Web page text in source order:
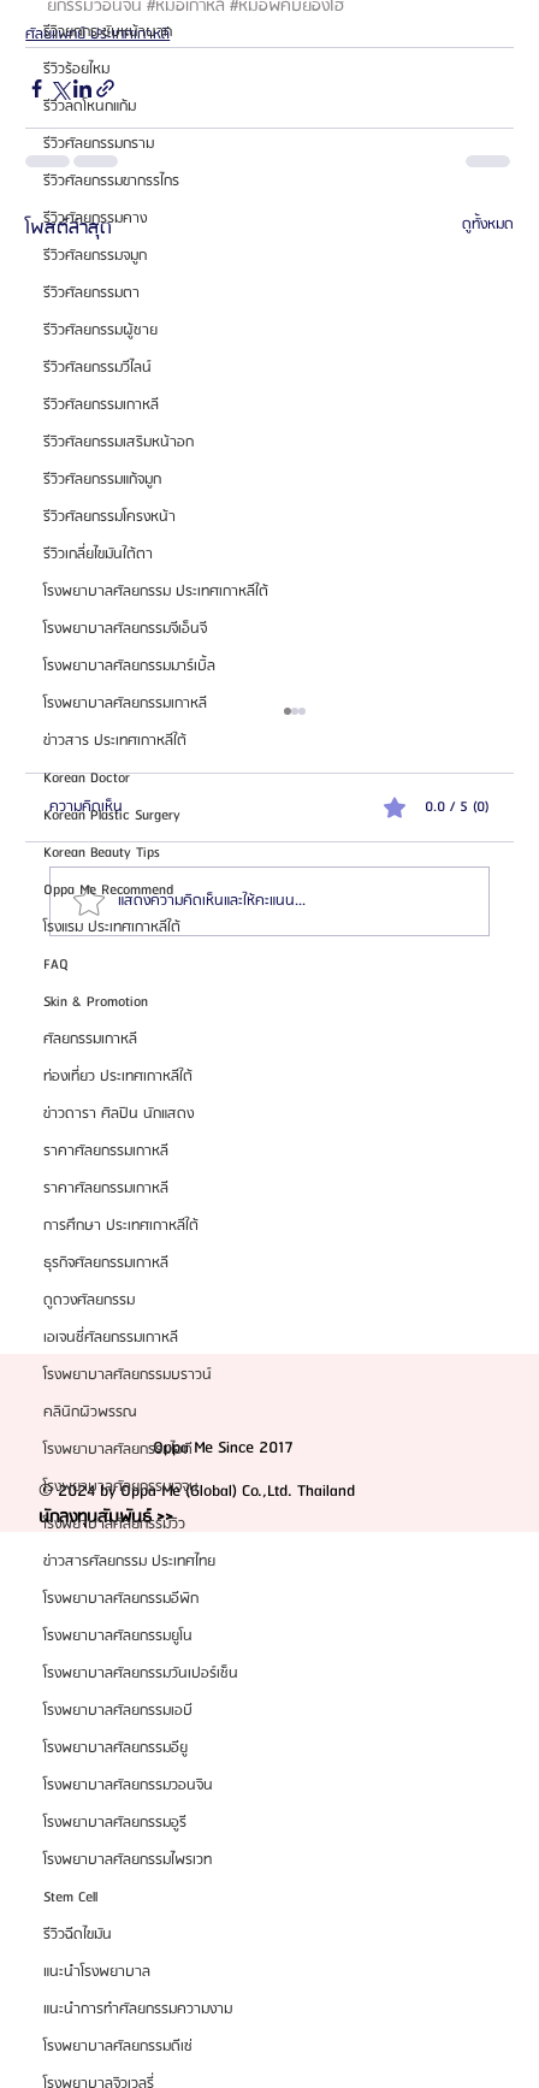
รีวิวยกกระชับหน้าผาก
รีวิวร้อยไหม
รีวิวลดโหนกแก้ม
รีวิวศัลยกรรมกราม
รีวิวศัลยกรรมขากรรไกร
รีวิวศัลยกรรมคาง
รีวิวศัลยกรรมจมูก
รีวิวศัลยกรรมตา
รีวิวศัลยกรรมผู้ชาย
รีวิวศัลยกรรมวีไลน์
รีวิวศัลยกรรมเกาหลี
รีวิวศัลยกรรมเสริมหน้าอก
รีวิวศัลยกรรมแก้จมูก
รีวิวศัลยกรรมโครงหน้า
รีวิวเกลี่ยไขมันใต้ตา
โรงพยาบาลศัลยกรรม ประเทศเกาหลีใต้
โรงพยาบาลศัลยกรรมจีเอ็นจี
โรงพยาบาลศัลยกรรมมาร์เบิ้ล
โรงพยาบาลศัลยกรรมเกาหลี
ข่าวสาร ประเทศเกาหลีใต้
Korean Doctor
Korean Plastic Surgery
Korean Beauty Tips
Oppa Me Recommend
โรงแรม ประเทศเกาหลีใต้
FAQ
Skin & Promotion
ศัลยกรรมเกาหลี
ท่องเที่ยว ประเทศเกาหลีใต้
ข่าวดารา ศิลปิน นักแสดง
ราคาศัลยกรรมเกาหลี
ราคาศัลยกรรมเกาหลี
การศึกษา ประเทศเกาหลีใต้
ธุรกิจศัลยกรรมเกาหลี
ดูดวงศัลยกรรม
เอเจนซี่ศัลยกรรมเกาหลี
โรงพยาบาลศัลยกรรมบราวน์
คลินิกผิวพรรณ
โรงพยาบาลศัลยกรรมไอดี
โรงพยาบาลศัลยกรรมเจจุน
โรงพยาบาลศัลยกรรมวิว
ข่าวสารศัลยกรรม ประเทศไทย
โรงพยาบาลศัลยกรรมอีพิก
โรงพยาบาลศัลยกรรมยูโน
โรงพยาบาลศัลยกรรมวันเปอร์เซ็น
โรงพยาบาลศัลยกรรมเอบี
โรงพยาบาลศัลยกรรมอียู
โรงพยาบาลศัลยกรรมวอนจิน
โรงพยาบาลศัลยกรรมอูรี
โรงพยาบาลศัลยกรรมไพรเวท
Stem Cell
รีวิวฉีดไขมัน
แนะนำโรงพยาบาล
แนะนำการทำศัลยกรรมความงาม
โรงพยาบาลศัลยกรรมดีเซ่
ยกรรมวอนจน #หมอเกาหล #หมอพคบยองโฮ
ศัลยแพทย์ ประเทศเกาหลี
โพสต์ล่าสุด ดูทั้งหมด
เจาะลึกประวัติ ดร.จี ซึงรยอล (Dr.Ji Seung-ryeol)
ศัลยแพทย์จมูก "คิวทอง" แห่งเกาหลีใต้ที่สายความงาม
ความคิดเห็น 0.0 / 5 (0)
แสดงความคิดเห็นและให้คะแนน...
Oppa Me Since 2017
© 2024 by Oppa Me (Global) Co.,Ltd. Thailand
นักลงทุนสัมพันธ์ >>